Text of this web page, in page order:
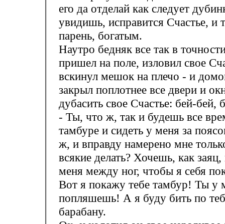
его да отделай как следует
увидишь, исправится Счастье, и
парень, богатым.
Наутро бедняк все так в
пришел на поле, изловил свое
вскинул мешок на плечо - и
закрыл поплотнее все двери и
дубасить свое Счастье: бей-бей,
- Ты, что ж, так и будешь все
тамбуре и сидеть у меня за
ж, и вправду намерено мне
всякие делать? Хочешь, как
меня между ног, чтобы я себя
Вот я покажу тебе тамбур! Ты у
попляшешь! А я буду бить по
барабану.